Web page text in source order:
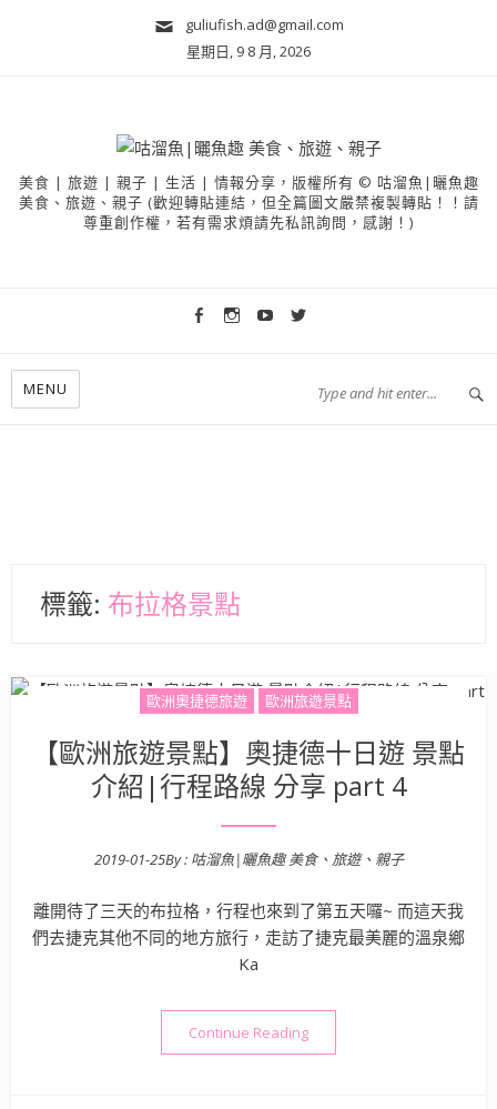
guliufish.ad@gmail.com
星期日, 9 8 月, 2026
美食 | 旅遊 | 親子 | 生活 | 情報分享，版權所有 © 咕溜魚|曬魚趣
美食、旅遊、親子 (歡迎轉貼連結，但全篇圖文嚴禁複製轉貼！！請
尊重創作權，若有需求煩請先私訊詢問，感謝！)
MENU
標籤: 布拉格景點
歐洲奧捷德旅遊 歐洲旅遊景點
【歐洲旅遊景點】奧捷德十日遊 景點
介紹|行程路線 分享 part 4
Posted on
2019-01-25By : 咕溜魚|曬魚趣 美食、旅遊、親子
離開待了三天的布拉格，行程也來到了第五天囉~ 而這天我
們去捷克其他不同的地方旅行，走訪了捷克最美麗的溫泉鄉
Ka
Continue Reading“【歐洲旅遊景點】奧捷德十